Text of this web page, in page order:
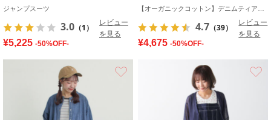
ジャンプスーツ
3.0 （1）
レビュー
を見る
¥5,225 -50%OFF-
4.7 （39）
レビュー
を見る
¥4,675 -50%OFF-